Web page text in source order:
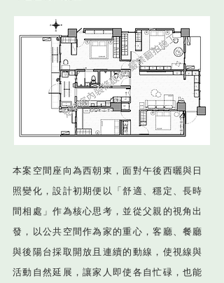
本案空間座向為西朝東，面對午後西曬與日
照變化，設計初期便以「舒適、穩定、長時
間相處」作為核心思考，並從父親的視角出
發，以公共空間作為家的重心，客廳、餐廳
與後陽台採取開放且連續的動線，使視線與
活動自然延展，讓家人即使各自忙碌，也能